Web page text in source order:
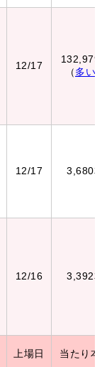
12/17
132,979
（ 多い
12/17 3,680
12/16 3,392
上場日 当たり